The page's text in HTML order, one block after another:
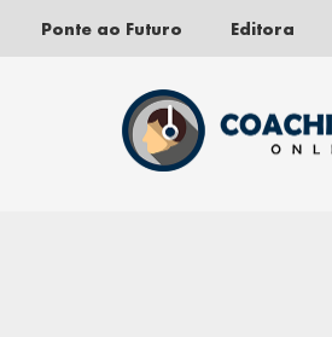
Ponte ao Futuro Editora